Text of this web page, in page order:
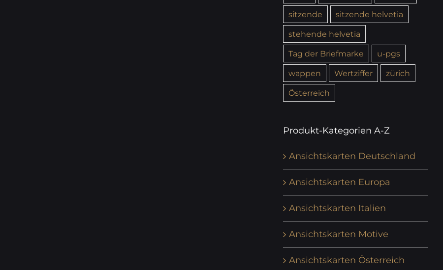
sitzende
sitzende helvetia
stehende helvetia
Tag der Briefmarke
u-pgs
wappen
Wertziffer
zürich
Österreich
Produkt-Kategorien A-Z
Ansichtskarten Deutschland
Ansichtskarten Europa
Ansichtskarten Italien
Ansichtskarten Motive
Ansichtskarten Österreich